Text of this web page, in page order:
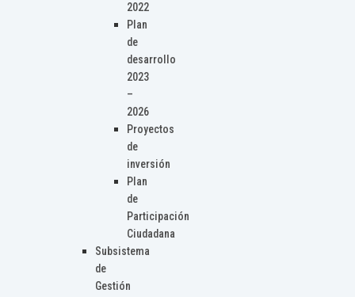
2022
Plan
de
desarrollo
2023
–
2026
Proyectos
de
inversión
Plan
de
Participación
Ciudadana
Subsistema
de
Gestión